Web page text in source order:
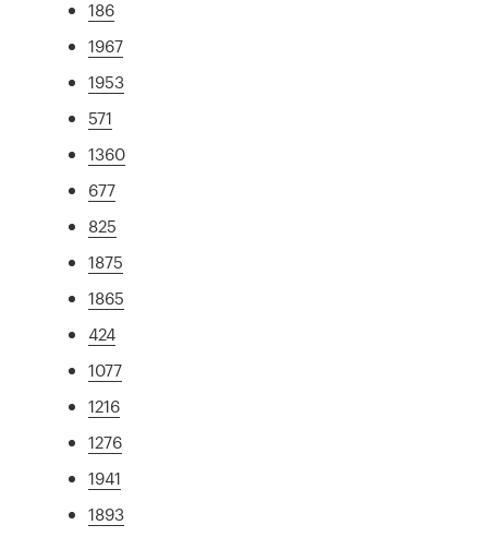
186
1967
1953
571
1360
677
825
1875
1865
424
1077
1216
1276
1941
1893